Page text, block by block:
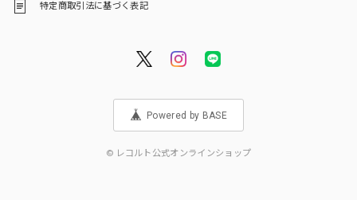
特定商取引法に基づく表記
Powered by BASE
© レコルト公式オンラインショップ